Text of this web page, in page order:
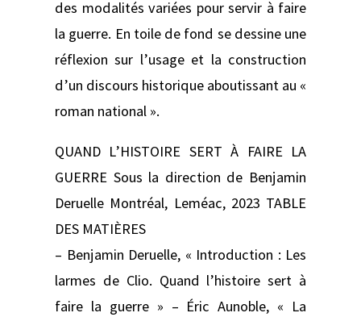
des modalités variées pour servir à faire
la guerre. En toile de fond se dessine une
réflexion sur l’usage et la construction
d’un discours historique aboutissant au «
roman national ».
QUAND L’HISTOIRE SERT À FAIRE LA
GUERRE Sous la direction de Benjamin
Deruelle Montréal, Leméac, 2023 TABLE
DES MATIÈRES
– Benjamin Deruelle, « Introduction : Les
larmes de Clio. Quand l’histoire sert à
faire la guerre » – Éric Aunoble, « La